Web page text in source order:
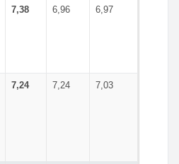
7,38 6,96 6,97
7,24 7,24 7,03